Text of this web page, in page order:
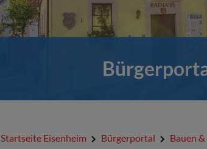
Startseite Eisenheim Bürgerportal Bauen